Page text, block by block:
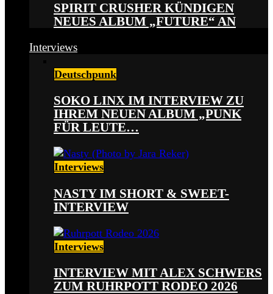
SPIRIT CRUSHER KÜNDIGEN
NEUES ALBUM „FUTURE“ AN
Interviews
Deutschpunk
SOKO LINX IM INTERVIEW ZU
IHREM NEUEN ALBUM „PUNK
FÜR LEUTE…
Interviews
NASTY IM SHORT & SWEET-
INTERVIEW
Interviews
INTERVIEW MIT ALEX SCHWERS
ZUM RUHRPOTT RODEO 2026